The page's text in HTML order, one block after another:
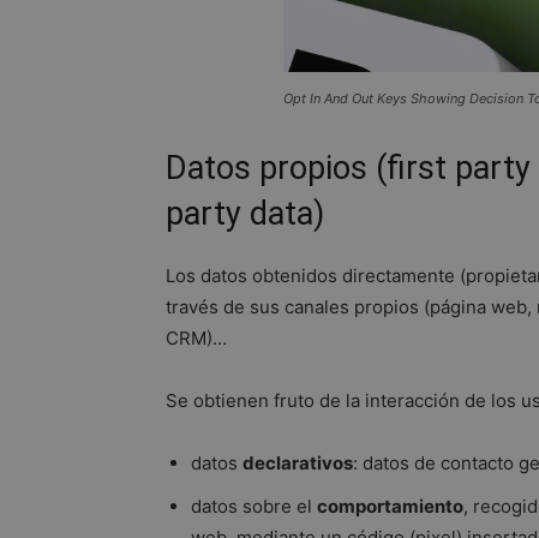
Opt In And Out Keys Showing Decision
Datos propios (first
party data)
Los datos obtenidos directamente
través de sus canales propios (página
CRM)…
Se obtienen fruto de la interacción de los
datos declarativos: datos de contacto
datos sobre el comportamiento,